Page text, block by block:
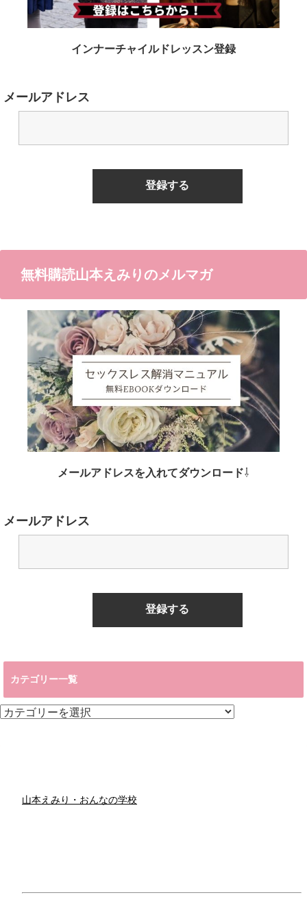
インナーチャイルドレッスン登録
メールアドレス
無料購読山本えみりのメルマガ
メールアドレスを入れてダウンロード⇩
メールアドレス
カテゴリー一覧
カ
山本えみり・おんなの学校